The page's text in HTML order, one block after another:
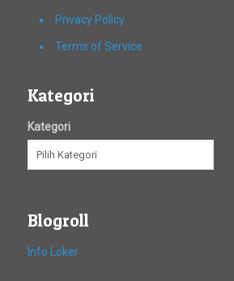
Privacy Policy
Terms of Service
Kategori
Kategori
Blogroll
Info Loker